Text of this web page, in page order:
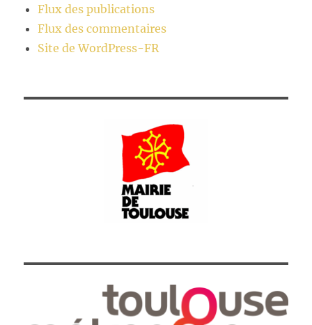
Flux des publications
Flux des commentaires
Site de WordPress-FR